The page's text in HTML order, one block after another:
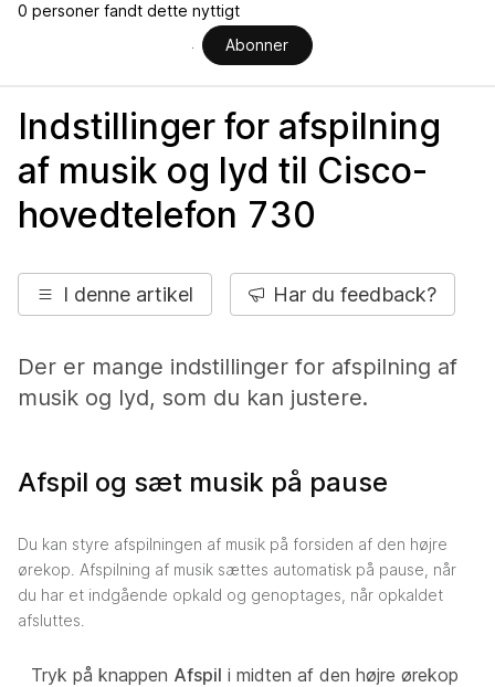
0 personer fandt dette nyttigt
Abonner
Indstillinger for afspilning
af musik og lyd til Cisco-
hovedtelefon 730
I denne artikel Har du feedback?
Der er mange indstillinger for afspilning af
musik og lyd, som du kan justere.
Afspil og sæt musik på pause
Du kan styre afspilningen af musik på forsiden af den højre
ørekop. Afspilning af musik sættes automatisk på pause, når
du har et indgående opkald og genoptages, når opkaldet
afsluttes.
Tryk på knappen Afspil i midten af den højre ørekop